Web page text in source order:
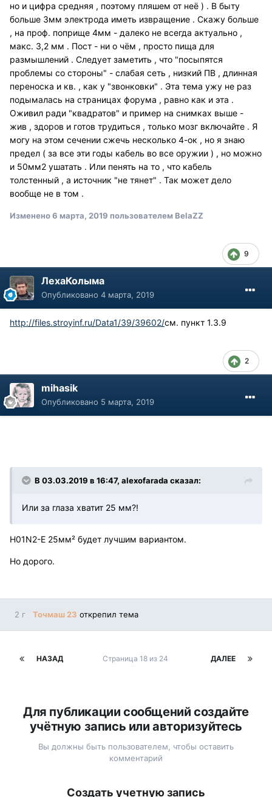
но и цифра средняя , поэтому пляшем от неё ) . В быту
больше 3мм электрода иметь извращение . Скажу больше
, на проф. поприще 4мм - далеко не всегда актуально ,
макс. 3,2 мм . Пост - ни о чём , просто пища для
размышлений . Следует заметить , что "посыпятся
проблемы со стороны" - слабая сеть , низкий ПВ , длинная
переноска и кв. , как у "звонковки" . Эта тема ужу не раз
подымалась на страницах форума , равно как и эта .
Оживил ради "квадратов" и пример на снимках выше -
жив , здоров и готов трудиться , только мозг включайте . Я
могу на этом сечении сжечь несколько 4-ок , но я знаю
предел ( за все эти годы кабель во все оружии ) , но можно
и 50мм2 ушатать . Или пенять на то , что кабель
толстенный , а источник "не тянет" . Так может дело
вообще не в том .
Изменено6 марта, 2019 пользователем BelaZZ
9
ЛехаКолыма
Опубликовано 4 марта, 2019
http://files.stroyinf.ru/Data1/39/39602/см. пункт 1.3.9
2
mihasik
Опубликовано 5 марта, 2019
В 03.03.2019 в 16:47, alexofarada сказал:
Или за глаза хватит 25 мм?!
H01N2-E 25мм² будет лучшим вариантом.
Но дорого.
2 г Точмаш 23 открепил тема
НАЗАД ДАЛЕЕ
Страница 18 из 24
Для публикации сообщений создайте
учётную запись или авторизуйтесь
Вы должны быть пользователем, чтобы оставить
комментарий
Создать учетную запись